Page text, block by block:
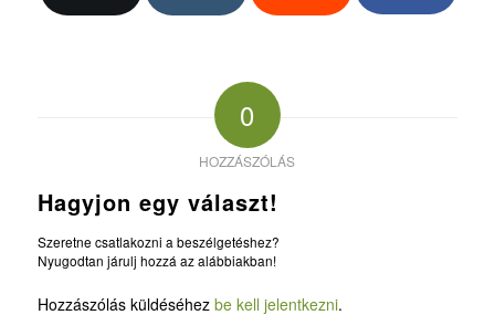
0
HOZZÁSZÓLÁS
Hagyjon egy választ!
Szeretne csatlakozni a beszélgetéshez?
Nyugodtan járulj hozzá az alábbiakban!
Hozzászólás küldéséhez be kell jelentkezni.